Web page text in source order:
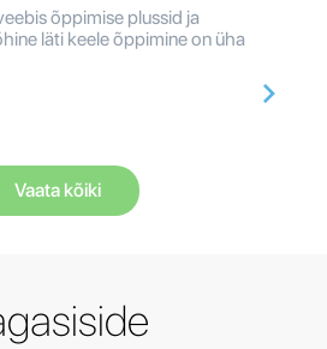
õppimise plussid ja
läti keele õppimine on üha
Vaata kõiki